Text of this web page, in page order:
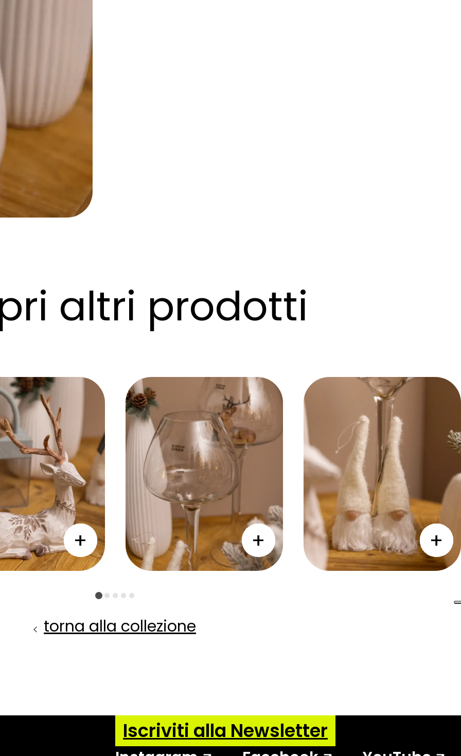
altri prodotti
torna alla collezione
Iscriviti alla Newsletter